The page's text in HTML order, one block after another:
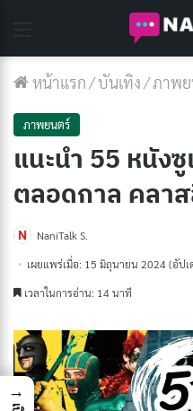
หน้าแรก/บันเทิง/ภาพ
ภาพยนตร์
แนะนำ 55 หนัง
ตลอดกาล คลา
NaniTalk S.
เผยแพร่เมื่อ: 15 มิถุนายน 2024 (อัป
เวลาในการอ่าน: 14 นาที
→